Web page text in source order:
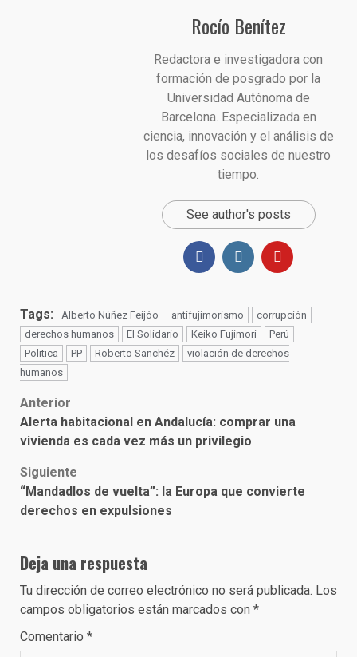
Rocío Benítez
Redactora e investigadora con
formación de posgrado por la
Universidad Autónoma de
Barcelona. Especializada en
ciencia, innovación y el análisis de
los desafíos sociales de nuestro
tiempo.
See author's posts
Tags: Alberto Núñez Feijóo antifujimorismo
corrupción
derechos humanos
El Solidario Keiko Fujimori
Perú
Politica
PP Roberto Sanchéz
violación de derechos
humanos
Post
navigation
Anterior
Alerta habitacional en Andalucía: comprar una
vivienda es cada vez más un privilegio
Siguiente
“Mandadlos de vuelta”: la Europa que convierte
derechos en expulsiones
Deja una respuesta
Tu dirección de correo electrónico no será publicada. Los
campos obligatorios están marcados con *
Comentario *